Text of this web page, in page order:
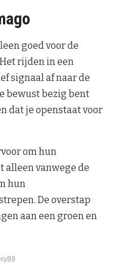
goed voor de
rijden in een
signaal af naar de
bewust bezig bent
dat je openstaat voor
om hun
vanwege de
hun
De overstap
aan een groen en